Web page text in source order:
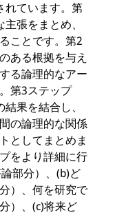
れています。第
張をまとめ、
ことです。第2
ある根拠を与え
る論理的なアー
第3ステップ
果を結合し、
の論理的な関係
としてまとめま
をより詳細に行
部分）、(b)ど
）、何を研究で
）、(c)将来ど